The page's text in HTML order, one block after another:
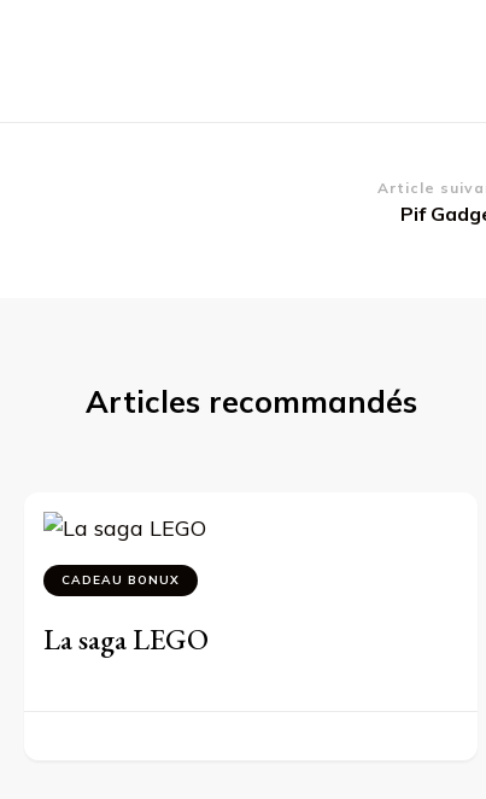
Article
Pif
Articles recommandés
CADEAU BONUX
La saga LEGO